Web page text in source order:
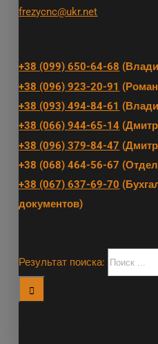
frezycnc@ukr.net
+38 (099) 650-64-68
+38 (096) 923-20-91
+38 (093) 494-84-61
+38 (066) 944-65-14
+38 (096) 379-84-47
+38 (068) 464-56-67
+38 (067) 637-69-70
документов)
Результат поиска: